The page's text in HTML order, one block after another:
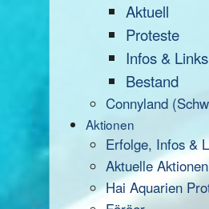
Aktuell
Proteste
Infos & Links
Bestand
Connyland
Aktionen
Erfolge, Infos &
Aktuelle Aktionen
Hai Aquarien